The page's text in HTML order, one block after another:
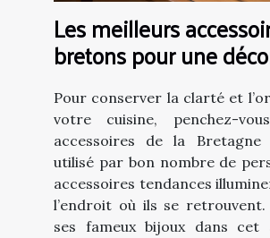
Les meilleurs
bretons pour une
de cuisine
Pour conserver la clarté et
votre cuisine, penchez-
accessoires de la
utilisé par bon nombre de
accessoires tendances
l’endroit où ils se retrouvent.
ses fameux bijoux dans cet